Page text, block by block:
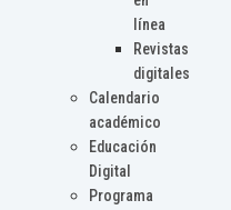
línea
Revistas
digitales
Calendario
académico
Educación
Digital
Programa